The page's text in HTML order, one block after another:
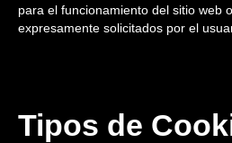
para el funcionamiento del sitio web
expresamente solicitados por el
Tipos de